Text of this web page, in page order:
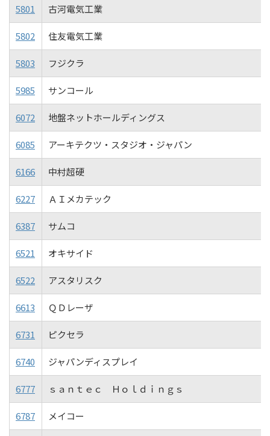
5801 古河電気工業
5802 住友電気工業
5803 フジクラ
5985 サンコール
6072 地盤ネットホールディングス
6085 アーキテクツ・スタジオ・ジャパン
6166 中村超硬
6227 ＡＩメカテック
6387 サムコ
6521 オキサイド
6522 アスタリスク
6613 ＱＤレーザ
6731 ピクセラ
6740 ジャパンディスプレイ
6777 ｓａｎｔｅｃ Ｈｏｌｄｉｎｇｓ
6787 メイコー